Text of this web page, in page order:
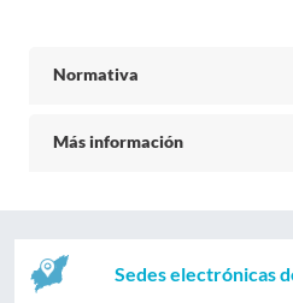
Normativa
Más información
Sedes electrónicas